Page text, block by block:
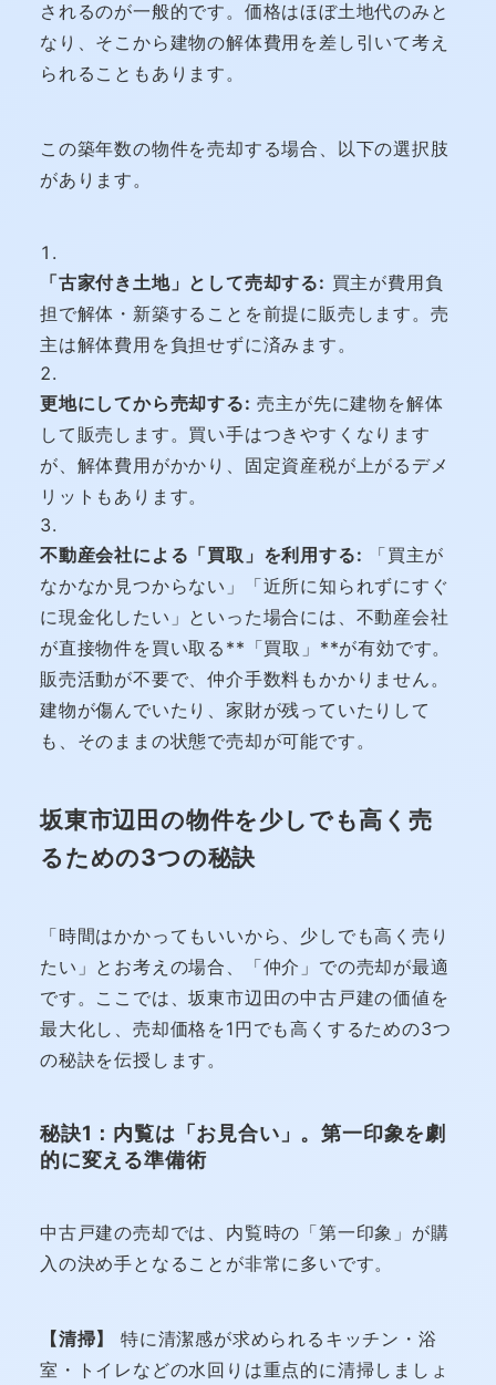
されるのが一般的です。価格はほぼ土地代のみと
なり、そこから建物の解体費用を差し引いて考え
られることもあります。
この築年数の物件を売却する場合、以下の選択肢
があります。
「古家付き土地」として売却する: 買主が費用負
担で解体・新築することを前提に販売します。売
主は解体費用を負担せずに済みます。
更地にしてから売却する: 売主が先に建物を解体
して販売します。買い手はつきやすくなります
が、解体費用がかかり、固定資産税が上がるデメ
リットもあります。
不動産会社による「買取」を利用する: 「買主が
なかなか見つからない」「近所に知られずにすぐ
に現金化したい」といった場合には、不動産会社
が直接物件を買い取る**「買取」**が有効です。
販売活動が不要で、仲介手数料もかかりません。
建物が傷んでいたり、家財が残っていたりして
も、そのままの状態で売却が可能です。
坂東市辺田の物件を少しでも高く売
るための3つの秘訣
「時間はかかってもいいから、少しでも高く売り
たい」とお考えの場合、「仲介」での売却が最適
です。ここでは、坂東市辺田の中古戸建の価値を
最大化し、売却価格を1円でも高くするための3つ
の秘訣を伝授します。
秘訣1：内覧は「お見合い」。第一印象を劇
的に変える準備術
中古戸建の売却では、内覧時の「第一印象」が購
入の決め手となることが非常に多いです。
【清掃】
特に清潔感が求められるキッチン・浴
室・トイレなどの水回りは重点的に清掃しましょ